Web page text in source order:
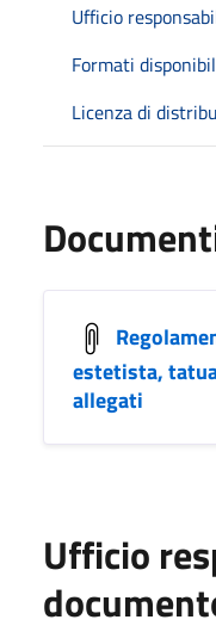
Ufficio
Formati
Licenza di
estetista,
allegati
Ufficio